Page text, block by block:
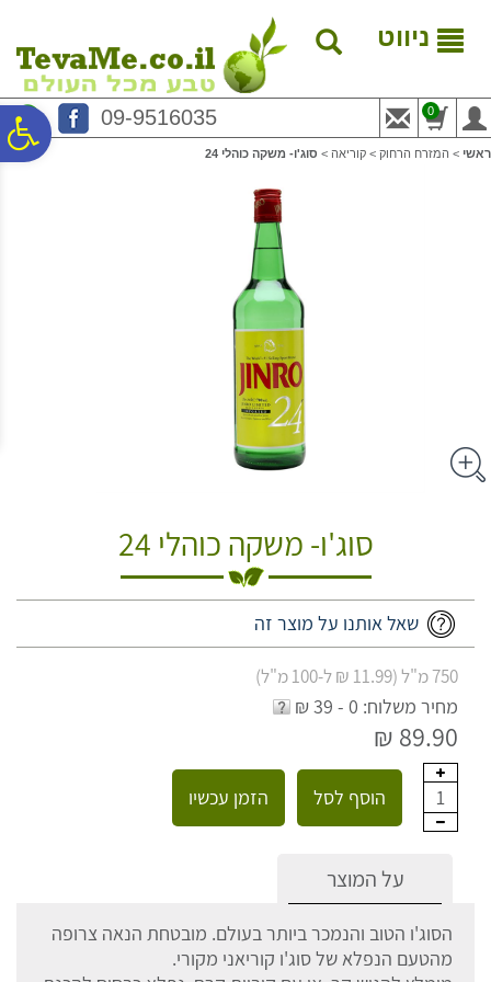
נגישות
המרכזי
ניווט
09-9516035 0
ראשי > המזרח הרחוק > קוריאה > סוג'ו- משקה כוהלי 24
סוג'ו- משקה כוהלי 24
שאל אותנו על מוצר זה
750 מ"ל (11.99 ₪ ל-100 מ"ל)
מחיר משלוח: 0 - 39 ₪
89.90 ₪
1 הוסף לסל הזמן עכשיו
על המוצר
הסוג'ו הטוב והנמכר ביותר בעולם. מובטחת הנאה צרופה
מהטעם הנפלא של סוג'ו קוריאני מקורי.